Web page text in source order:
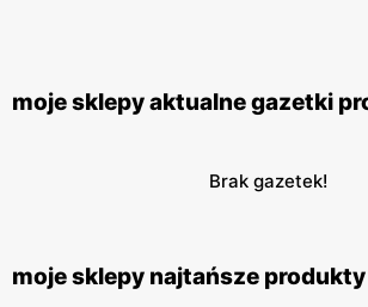
moje sklepy aktualne gazetki
Brak gazetek!
moje sklepy najtańsze produkty